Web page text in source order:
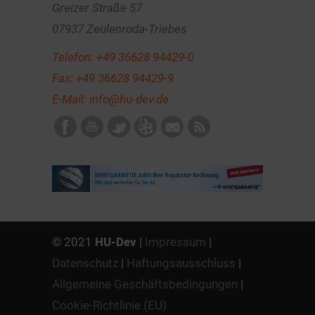
Greizer Straße 57
07937 Zeulenroda-Triebes
Telefon: +49 36628 94429-0
Fax: +49 36628 94429-9
E-Mail: info@hu-dev.de
© 2021 HU-Dev | Impressum |
Datenschutz | Haftungsausschluss |
Allgemeine Geschäftsbedingungen |
Cookie-Richtlinie (EU)